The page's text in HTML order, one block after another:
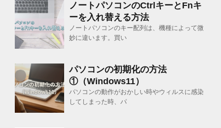
ノートパソコンのCtrlキーとFnキ
ーを入れ替える方法
ノートパソコンのキー配列は、機種によって微
妙に違います。買い
パソコンの初期化の方法
①（Windows11）
パソコンの動作がおかしい時やウィルスに感染
してしまった時、パ